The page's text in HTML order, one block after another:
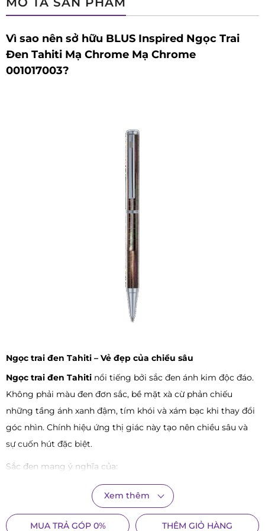
Vì sao nên sở hữu BLUS Inspired Ngọc Trai
Đen Tahiti Mạ Chrome Mạ Chrome
001017003?
Ngọc trai đen Tahiti – Vẻ đẹp của chiều sâu
Ngọc trai đen Tahiti nổi tiếng bởi sắc đen ánh kim độc đáo.
Không phải màu đen đơn sắc, bề mặt xà cừ phản chiếu
những tầng ánh xanh đậm, tím khói và xám bạc khi thay đổi
góc nhìn. Chính hiệu ứng thị giác này tạo nên chiều sâu và
sự cuốn hút đặc biệt.
Sắc đen mang ý nghĩa của:
Khả năng kiểm soát cảm xúc
Xem thêm
MUA TRẢ GÓP 0% THÊM GIỎ HÀNG